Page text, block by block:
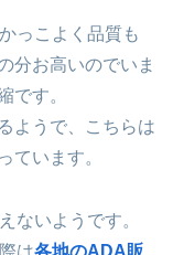
っこよく品質も
分お高いのでいま
です。
ようで、こちらは
ています。
ないようです。